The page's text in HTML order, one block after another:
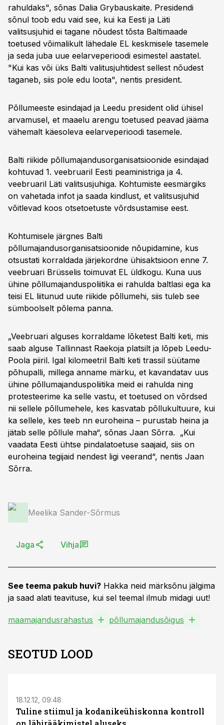
rahuldaks", sõnas Dalia Grybauskaite. Presidendi
sõnul toob edu vaid see, kui ka Eesti ja Läti
valitsusjuhid ei tagane nõudest tõsta Baltimaade
toetused võimalikult lähedale EL keskmisele tasemele
ja seda juba uue eelarveperioodi esimestel aastatel.
"Kui kas või üks Balti valitusjuhtidest sellest nõudest
taganeb, siis pole edu loota", nentis president.
Põllumeeste esindajad ja Leedu president olid ühisel
arvamusel, et maaelu arengu toetused peavad jääma
vähemalt käesoleva eelarveperioodi tasemele.
Balti riikide põllumajandusorganisatsioonide esindajad
kohtuvad 1. veebruaril Eesti peaministriga ja 4.
veebruaril Läti valitsusjuhiga. Kohtumiste eesmärgiks
on vahetada infot ja saada kindlust, et valitsusjuhid
võitlevad koos otsetoetuste võrdsustamise eest.
Kohtumisele järgnes Balti
põllumajandusorganisatsioonide nõupidamine, kus
otsustati korraldada järjekordne ühisaktsioon enne 7.
veebruari Brüsselis toimuvat EL üldkogu. Kuna uus
ühine põllumajanduspoliitika ei rahulda baltlasi ega ka
teisi EL liitunud uute riikide põllumehi, siis tuleb see
sümboolselt põlema panna.
„Veebruari alguses korraldame lõketest Balti keti, mis
saab alguse Tallinnast Raekoja platsilt ja lõpeb Leedu-
Poola piiril. Igal kilomeetril Balti keti trassil süütame
põhupalli, millega anname märku, et kavandatav uus
ühine põllumajanduspoliitika meid ei rahulda ning
protesteerime ka selle vastu, et toetused on võrdsed
nii sellele põllumehele, kes kasvatab põllukultuure, kui
ka sellele, kes teeb nn euroheina – purustab heina ja
jätab selle põllule maha“, sõnas Jaan Sõrra. „Kui
vaadata Eesti ühtse pindalatoetuse saajaid, siis on
euroheina tegijaid nendest ligi veerand“, nentis Jaan
Sõrra.
Meelika Sander-Sõrmus
Jaga Vihja
See teema pakub huvi? Hakka neid märksõnu jälgima
ja saad alati teavituse, kui sel teemal ilmub midagi uut!
maamajandusrahastus põllumajandusõigus
SEOTUD LOOD
18.12.12, 09:48
Tuline stiimul ja kodanikeühiskonna kontroll